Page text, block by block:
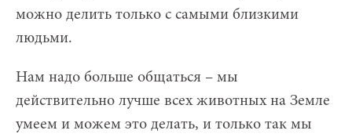
можно делить только с самыми близкими
людьми.
Нам надо больше общаться – мы
действительно лучше всех животных на Земле
умеем и можем это делать, и только так мы